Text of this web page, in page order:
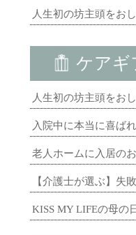
人生初の坊主頭をお
ケアギ
人生初の坊主頭をお
入院中に本当に喜ば
老人ホームに入居の
【介護士が選ぶ】失
KISS MY LIFEの母の